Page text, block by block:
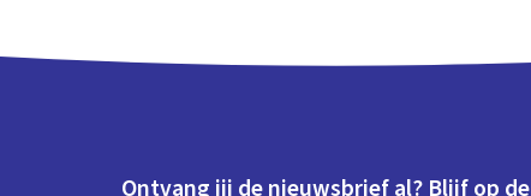
Ontvang jij de nieuwsbrief al? Blijf op de